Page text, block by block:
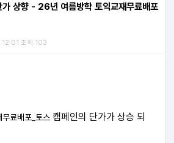
상향 - 26년 여름방학 토익교재무료배포
조회:103
료배포_토스 캠페인의 단가가 상승 되